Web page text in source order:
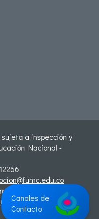
a inspección y
Nacional -
Canales de
Contacto